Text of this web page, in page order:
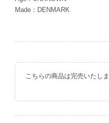
Made：DENMARK
こちらの商品は完売いたし